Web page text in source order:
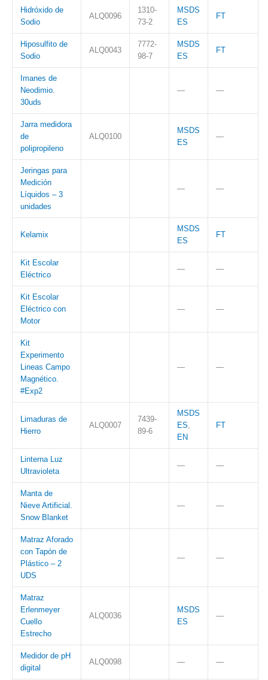
Hidróxido de
Sodio
ALQ0096
1310-
73-2
MSDS
ES
FT
Hiposulfito de
Sodio
ALQ0043
7772-
98-7
MSDS
ES
FT
Imanes de
Neodimio.
30uds
— —
Jarra medidora
de
polipropileno
ALQ0100
MSDS
ES
—
Jeringas para
Medición
Líquidos – 3
unidades
— —
Kelamix
MSDS
ES
FT
Kit Escolar
Eléctrico
— —
Kit Escolar
Eléctrico con
Motor
— —
Kit
Experimento
Lineas Campo
Magnético.
#Exp2
— —
Limaduras de
Hierro
ALQ0007
7439-
89-6
MSDS
ES,
EN
FT
Linterna Luz
Ultravioleta
— —
Manta de
Nieve Artificial.
Snow Blanket
— —
Matraz Aforado
con Tapón de
Plástico – 2
UDS
— —
Matraz
Erlenmeyer
Cuello
Estrecho
ALQ0036
MSDS
ES
—
Medidor de pH
digital
ALQ0098 — —